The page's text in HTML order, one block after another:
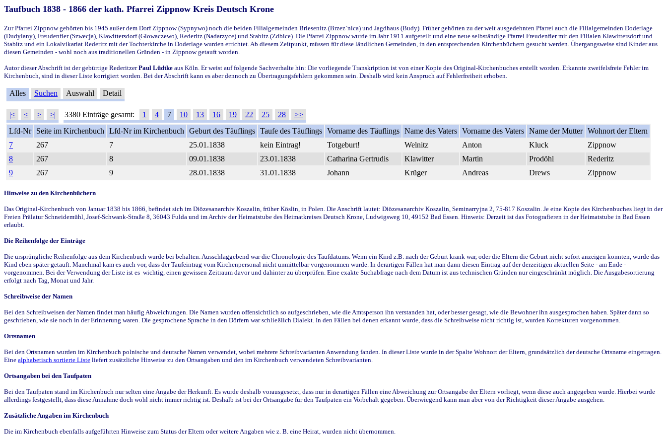
Taufbuch 1838 - 1866 der kath. Pfarrei Zippnow Kreis Deutsch Krone
Zur Pfarrei Zippnow gehörten bis 1945 außer dem Dorf Zippnow (Sypnywo) noch die beiden Filialgemeinden Briesenitz (Brzez`nica) und Jagdhaus (Budy). Früher gehörten zu der weit ausgedehnten Pfarrei auch die Filialgemeinden Doderlage
(Dudylany), Freudenfier (Szwecja), Klawittersdorf (Glowaczewo), Rederitz (Nadarzyce) und Stabitz (Zdbice). Die Pfarrei Zippnow wurde im Jahr 1911 aufgeteilt und eine neue selbständige Pfarrei Freudenfier mit den Filialen Klawittersdorf und
Stabitz und ein Lokalvikariat Rederitz mit der Tochterkirche in Doderlage wurden errichtet. Ab diesem Zeitpunkt, müssen für diese ländlichen Gemeinden, in den entsprechenden Kirchenbüchern gesucht werden. Übergangsweise sind Kinder aus
diesen Gemeinden - wohl noch aus traditionellen Gründen - in Zippnow getauft worden.
Autor dieser Abschrift ist der gebürtige RederitzerPaul Lüdtke aus Köln. Er weist auf folgende Sachverhalte hin: Die vorliegende Transkription ist von einer Kopie des Original-Kirchenbuches erstellt worden. Erkannte zweifelsfreie Fehler im
Kirchenbuch, sind in dieser Liste korrigiert worden. Bei der Abschrift kann es aber dennoch zu Übertragungsfehlern gekommen sein. Deshalb wird kein Anspruch auf Fehlerfreiheit erhoben.
Alles Suchen Auswahl Detail
|< < > >| 3380 Einträge gesamt: 1 4 7 10 13 16 19 22 25 28
>>
Lfd-Nr
Seite im Kirchenbuch Lfd-Nr im Kirchenbuch Geburt des Täuflings Taufe des Täuflings Vorname des Täuflings Name des Vaters Vorname des Vaters Name der Mutter Wohnort der Eltern
7
267 7 25.01.1838 kein Eintrag! Totgeburt! Welnitz Anton Kluck
Zippnow
8
267 8 09.01.1838 23.01.1838 Catharina Gertrudis Klawitter Martin Prodöhl
Rederitz
9
267 9 28.01.1838 31.01.1838 Johann Krüger Andreas Drews Zippnow
Hinweise zu den Kirchenbüchern
Das Original-Kirchenbuch von Januar 1838 bis 1866, befindet sich im Diözesanarchiv Koszalin, früher Köslin, in Polen. Die Anschrift lautet: Diözesanarchiv Koszalin, Seminarryjna 2, 75-817 Koszalin. Je eine Kopie des Kirchenbuches liegt in der
Freien Prälatur Schneidemühl, Josef-Schwank-Straße 8, 36043 Fulda und im Archiv der Heimatstube des Heimatkreises Deutsch Krone, Ludwigsweg 10, 49152 Bad Essen. Hinweis: Derzeit ist das Fotografieren in der Heimatstube in Bad Essen
erlaubt.
Die Reihenfolge der Einträge
Die ursprüngliche Reihenfolge aus dem Kirchenbuch wurde bei behalten. Ausschlaggebend war die Chronologie des Taufdatums. Wenn ein Kind z.B. nach der Geburt krank war, oder die Eltern die Geburt nicht sofort anzeigen konnten, wurde das
Kind eben später getauft. Manchmal kam es auch vor, dass der Taufeintrag vom Kirchenpersonal nicht unmittelbar vorgenommen wurde. In derartigen Fällen hat man dann diesen Eintrag auf der derzeitigen aktuellen Seite - am Ende -
vorgenommen. Bei der Verwendung der Liste ist es wichtig, einen gewissen Zeitraum davor und dahinter zu überprüfen. Eine exakte Suchabfrage nach dem Datum ist aus technischen Gründen nur eingeschränkt möglich. Die Ausgabesortierung
erfolgt nach Tag, Monat und Jahr.
Schreibweise der Namen
Bei den Schreibweisen der Namen findet man häufig Abweichungen. Die Namen wurden offensichtlich so aufgeschrieben, wie die Amtsperson ihn verstanden hat, oder besser gesagt, wie die Bewohner ihn ausgesprochen haben. Später dann so
geschrieben, wie sie noch in der Erinnerung waren. Die gesprochene Sprache in den Dörfern war schließlich Dialekt. In den Fällen bei denen erkannt wurde, dass die Schreibweise nicht richtig ist, wurden Korrekturen vorgenommen.
Ortsnamen
Bei den Ortsnamen wurden im Kirchenbuch polnische und deutsche Namen verwendet, wobei mehrere Schreibvarianten Anwendung fanden. In dieser Liste wurde in der Spalte Wohnort der Eltern, grundsätzlich der deutsche Ortsname eingetragen.
Eine alphabetisch sortierte Liste liefert zusätzliche Hinweise zu den Ortsangaben und den im Kirchenbuch verwendeten Schreibvarianten.
Ortsangaben bei den Taufpaten
Bei den Taufpaten stand im Kirchenbuch nur selten eine Angabe der Herkunft. Es wurde deshalb vorausgesetzt, dass nur in derartigen Fällen eine Abweichung zur Ortsangabe der Eltern vorliegt, wenn diese auch angegeben wurde. Hierbei wurde
allerdings festgestellt, dass diese Annahme doch wohl nicht immer richtig ist. Deshalb ist bei der Ortsangabe für den Taufpaten ein Vorbehalt gegeben. Überwiegend kann man aber von der Richtigkeit dieser Angabe ausgehen.
Zusätzliche Angaben im Kirchenbuch
Die im Kirchenbuch ebenfalls aufgeführten Hinweise zum Status der Eltern oder weitere Angaben wie z. B. eine Heirat, wurden nicht übernommen.